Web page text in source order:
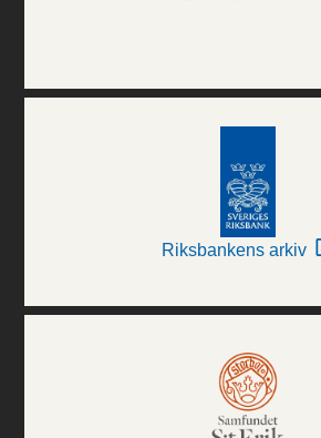
Riksbankens arkiv